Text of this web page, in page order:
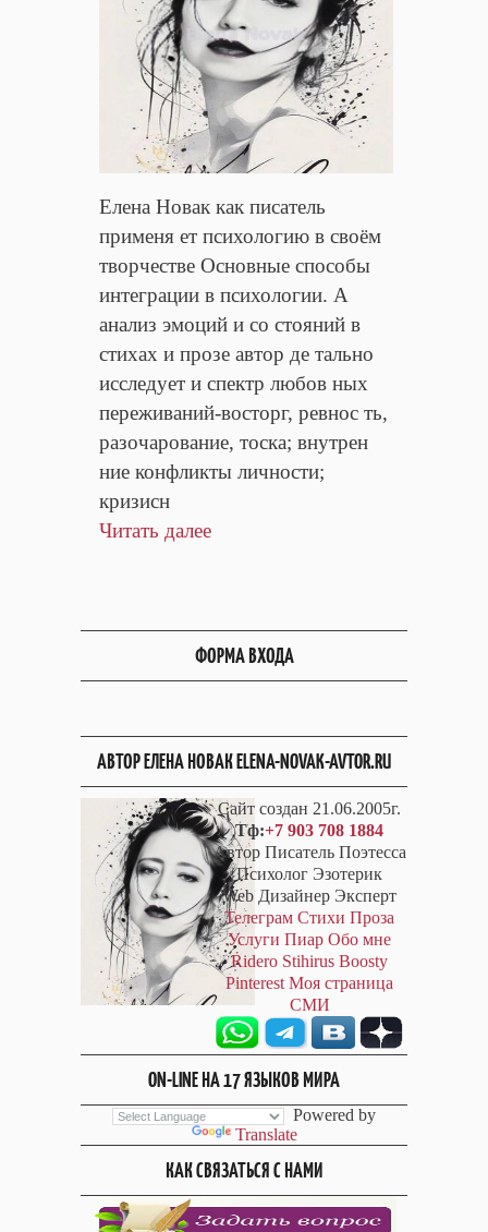
Елена Новак как писатель
применя ет психологию в своём
творчестве Основные способы
интеграции в психологии. А
анализ эмоций и со стояний в
стихах и прозе автор де тально
исследует и спектр любов ных
переживаний-восторг, ревнос ть,
разочарование, тоска; внутрен
ние конфликты личности;
кризисн
Читать далее
ФОРМА ВХОДА
АВТОР ЕЛЕНА НОВАК ELENA-NOVAK-AVTOR.RU
Сайт создан 21.06.2005г.
Тф:+7 903 708 1884
Автор Писатель Поэтесса
Психолог Эзотерик
Web Дизайнер Эксперт
Телеграм Стихи Проза
Услуги Пиар Обо мне
Ridero Stihirus Boosty
Pinterest Моя страница
СМИ
ON-LINE НА 17 ЯЗЫКОВ МИРА
Powered by
Translate
КАК СВЯЗАТЬСЯ С НАМИ